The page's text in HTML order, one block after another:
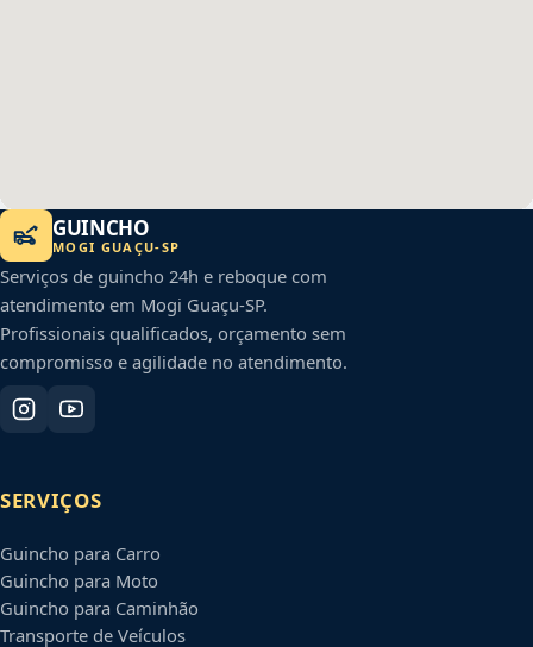
GUINCHO
MOGI GUAÇU-SP
Serviços de guincho 24h e reboque com
atendimento em Mogi Guaçu-SP.
Profissionais qualificados, orçamento sem
compromisso e agilidade no atendimento.
SERVIÇOS
Guincho para Carro
Guincho para Moto
Guincho para Caminhão
Transporte de Veículos